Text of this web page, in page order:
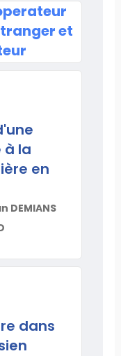
et
à la
en
DEMIANS
dans